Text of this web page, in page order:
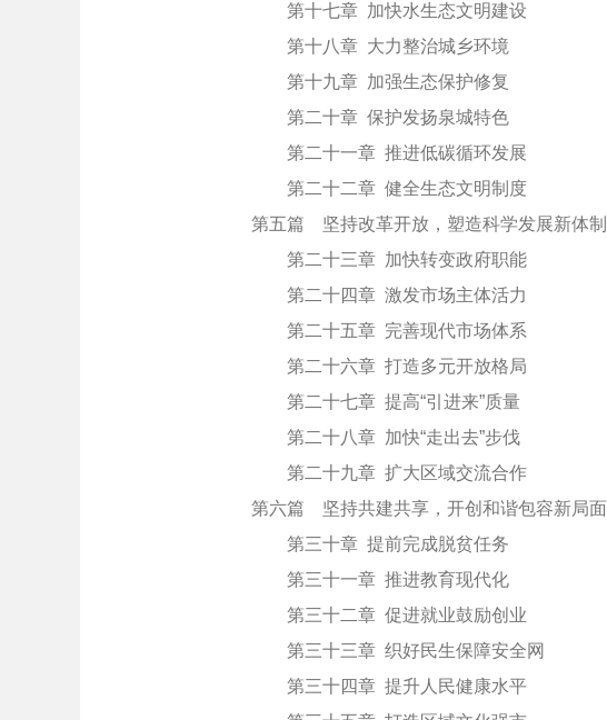
第十七章 加快水生态文明建设
第十八章 大力整治城乡环境
第十九章 加强生态保护修复
第二十章 保护发扬泉城特色
第二十一章 推进低碳循环发展
第二十二章 健全生态文明制度
第五篇 坚持改革开放，塑造科学发展新体制
第二十三章 加快转变政府职能
第二十四章 激发市场主体活力
第二十五章 完善现代市场体系
第二十六章 打造多元开放格局
第二十七章 提高“引进来”质量
第二十八章 加快“走出去”步伐
第二十九章 扩大区域交流合作
第六篇 坚持共建共享，开创和谐包容新局面
第三十章 提前完成脱贫任务
第三十一章 推进教育现代化
第三十二章 促进就业鼓励创业
第三十三章 织好民生保障安全网
第三十四章 提升人民健康水平